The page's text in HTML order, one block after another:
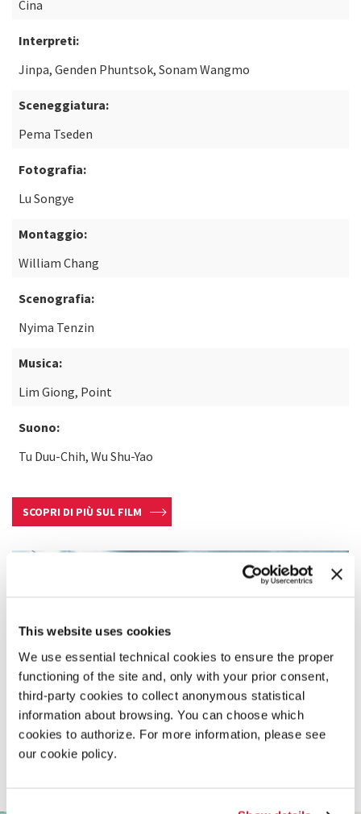
This website uses cookies
We use essential technical cookies to ensure the proper
functioning of the site and, only with your prior consent,
third-party cookies to collect anonymous statistical
information about browsing. You can choose which
cookies to authorize. For more information, please see
our cookie policy.
Cina
Interpreti:
Jinpa, Genden Phuntsok, Sonam Wangmo
Sceneggiatura:
Pema Tseden
Fotografia:
Lu Songye
Montaggio:
William Chang
Scenografia:
Nyima Tenzin
Musica:
Lim Giong, Point
Suono:
Tu Duu-Chih, Wu Shu-Yao
SCOPRI DI PIÙ SUL FILM